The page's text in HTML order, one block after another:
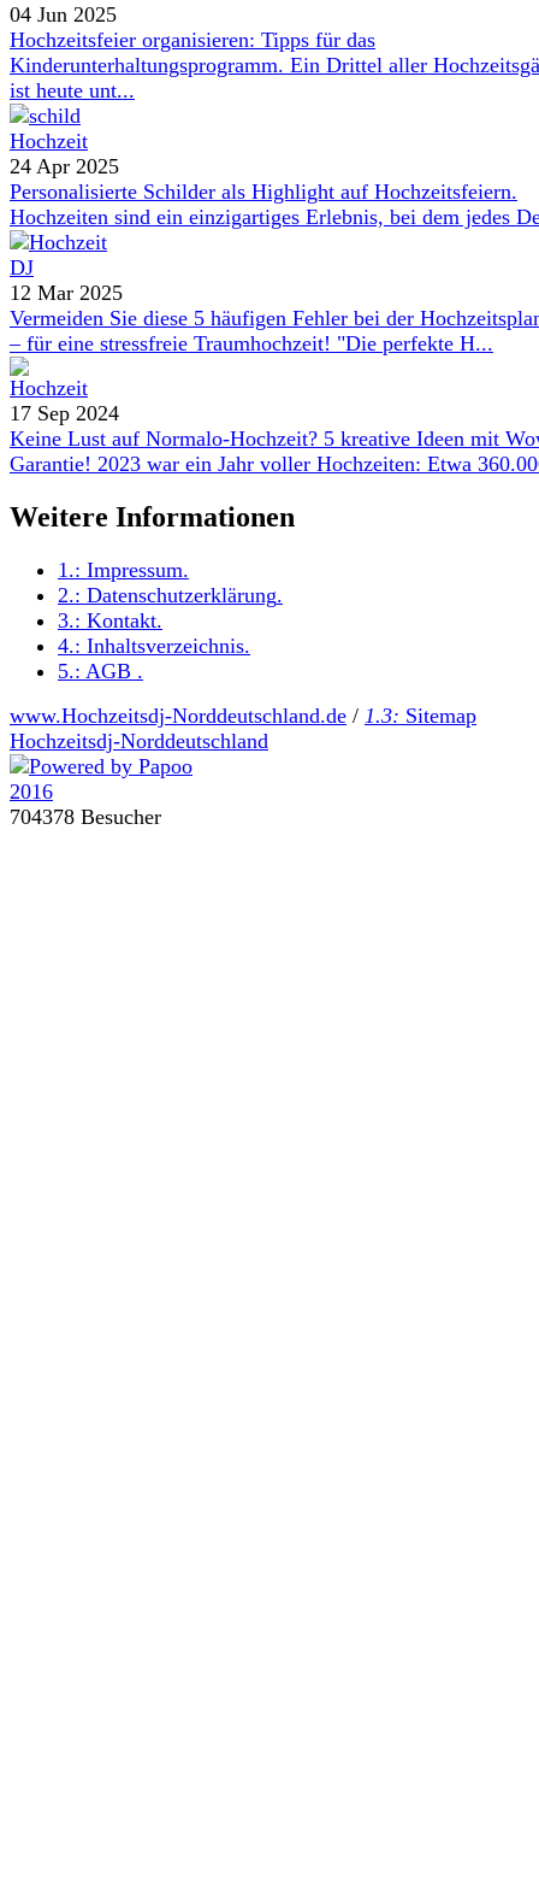
04 Jun 2025
Hochzeitsfeier organisieren: Tipps für das
Kinderunterhaltungsprogramm. Ein Drittel aller
ist heute unt...
24 Apr 2025
Personalisierte Schilder als Highlight auf Hochzeitsfeiern.
Hochzeiten sind ein einzigartiges Erlebnis, bei dem jedes
12 Mar 2025
Vermeiden Sie diese 5 häufigen Fehler bei der
– für eine stressfreie Traumhochzeit! "Die perfekte H...
17 Sep 2024
Keine Lust auf Normalo-Hochzeit? 5 kreative Ideen mit
Garantie! 2023 war ein Jahr voller Hochzeiten: Etwa
Weitere Informationen
1.: Impressum.
2.: Datenschutzerklärung.
3.: Kontakt.
4.: Inhaltsverzeichnis.
5.: AGB .
www.Hochzeitsdj-Norddeutschland.de / 1.3: Sitemap
Hochzeitsdj-Norddeutschland
704378 Besucher